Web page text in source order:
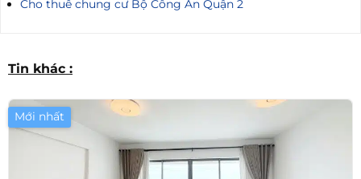
Cho thuê chung cư Bộ Công An Quận 2
Tin khác :
Mới nhất